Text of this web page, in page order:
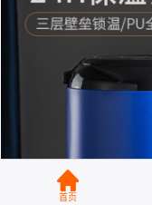
首页